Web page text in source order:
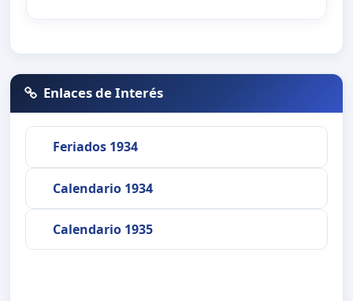
Enlaces de Interés
Feriados 1934
Calendario 1934
Calendario 1935